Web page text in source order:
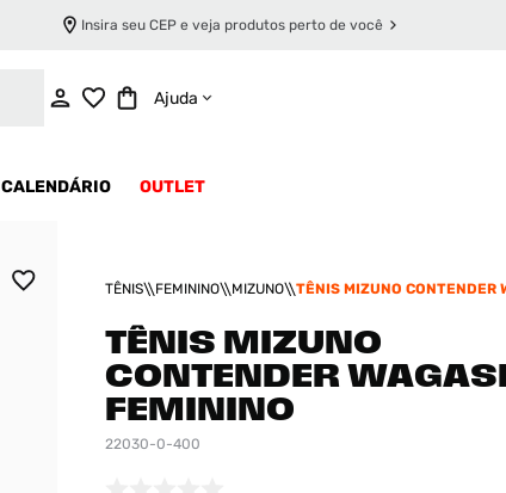
Insira seu CEP e veja produtos perto de você
Ajuda
CALENDÁRIO OUTLET
TÊNIS FEMININO MIZUNO
TÊNIS MIZUNO CONTENDER
TÊNIS MIZUNO
CONTENDER
FEMININO
22030-0-400